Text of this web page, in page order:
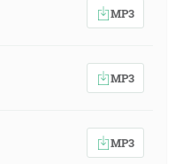
MP3
MP3
MP3